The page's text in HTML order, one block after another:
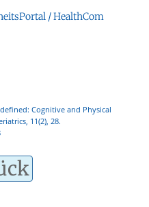
/ HealthCom
Cognitive and Physical
11(2), 28.